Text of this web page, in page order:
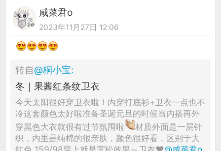
咸菜君o
2023年11月27日 12:06
转自@桐小宝:
冬｜果酱红条纹卫衣
今天太阳很好穿卫衣啦！内穿打底衫+卫衣一点也不
冷这套颜色太好啦准备圣诞元旦的时候当内搭再外
穿黑色大衣就很有过节氛围啦
材质外面是一层针
织，内里是纯棉的很亲肤，颜色很好看，区别于大